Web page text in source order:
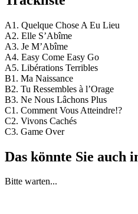
A1. Quelque Chose A Eu Lieu
A2. Elle S’Abîme
A3. Je M’Abîme
A4. Easy Come Easy Go
A5. Libérations Terribles
B1. Ma Naissance
B2. Tu Ressembles à l’Orage
B3. Ne Nous Lâchons Plus
C1. Comment Vous Atteindre!?
C2. Vivons Cachés
C3. Game Over
Das könnte Sie auch
Bitte warten...